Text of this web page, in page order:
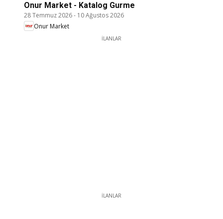
Onur Market - Katalog Gurme
28 Temmuz 2026- 10 Ağustos 2026
Onur Market
İLANLAR
İLANLAR